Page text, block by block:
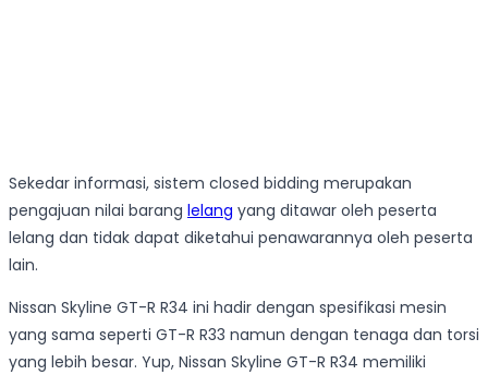
Sekedar informasi, sistem closed bidding merupakan
pengajuan nilai barang lelang yang ditawar oleh peserta
lelang dan tidak dapat diketahui penawarannya oleh peserta
lain.
Nissan Skyline GT-R R34 ini hadir dengan spesifikasi mesin
yang sama seperti GT-R R33 namun dengan tenaga dan torsi
yang lebih besar. Yup, Nissan Skyline GT-R R34 memiliki